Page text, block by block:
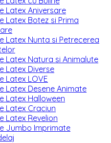
Latex Aniversare
Latex Botez si Prima
Latex Nunta si Petrecerea
Latex Natura si Animalute
Latex Diverse
Latex LOVE
Latex Desene Animate
Latex Halloween
Latex Craciun
Latex Revelion
Jumbo Imprimate